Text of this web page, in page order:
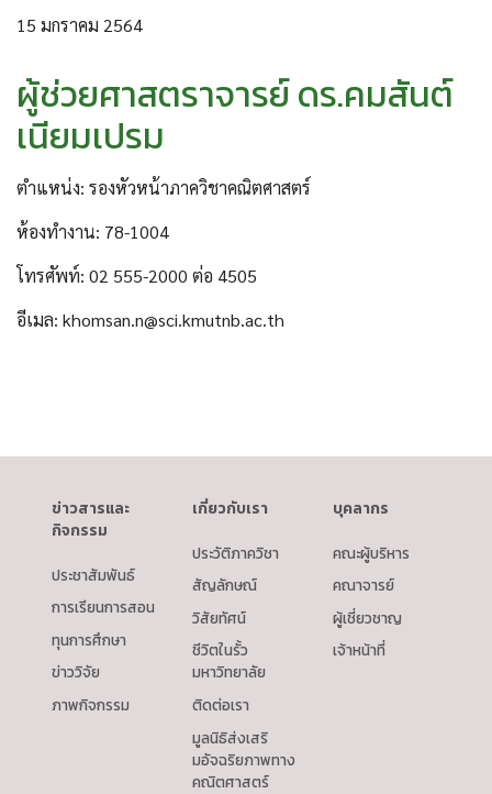
15 มกราคม 2564
ผู้ช่วยศาสตราจารย์ ดร.คมสันต์
เนียมเปรม
ตำแหน่ง: รองหัวหน้าภาควิชาคณิตศาสตร์
ห้องทำงาน: 78-1004
โทรศัพท์: 02 555-2000 ต่อ 4505
อีเมล: khomsan.n@sci.kmutnb.ac.th
ข่าวสารและ
กิจกรรม
ประชาสัมพันธ์
การเรียนการสอน
ทุนการศึกษา
ข่าววิจัย
ภาพกิจกรรม
เกี่ยวกับเรา
ประวัติภาควิชา
สัญลักษณ์
วิสัยทัศน์
ชีวิตในรั้ว
มหาวิทยาลัย
ติดต่อเรา
มูลนิธิส่งเสริ
มอัจฉริยภาพทาง
คณิตศาสตร์
บุคลากร
คณะผู้บริหาร
คณาจารย์
ผู้เชี่ยวชาญ
เจ้าหน้าที่